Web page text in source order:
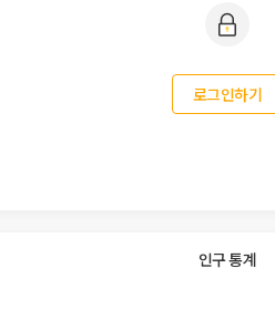
로그인하기
인구 통계